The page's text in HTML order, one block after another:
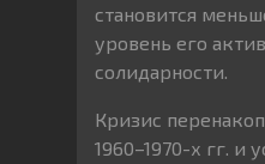
становится
уровень его
солидарности.
Кризис
1960–1970-х гг. и